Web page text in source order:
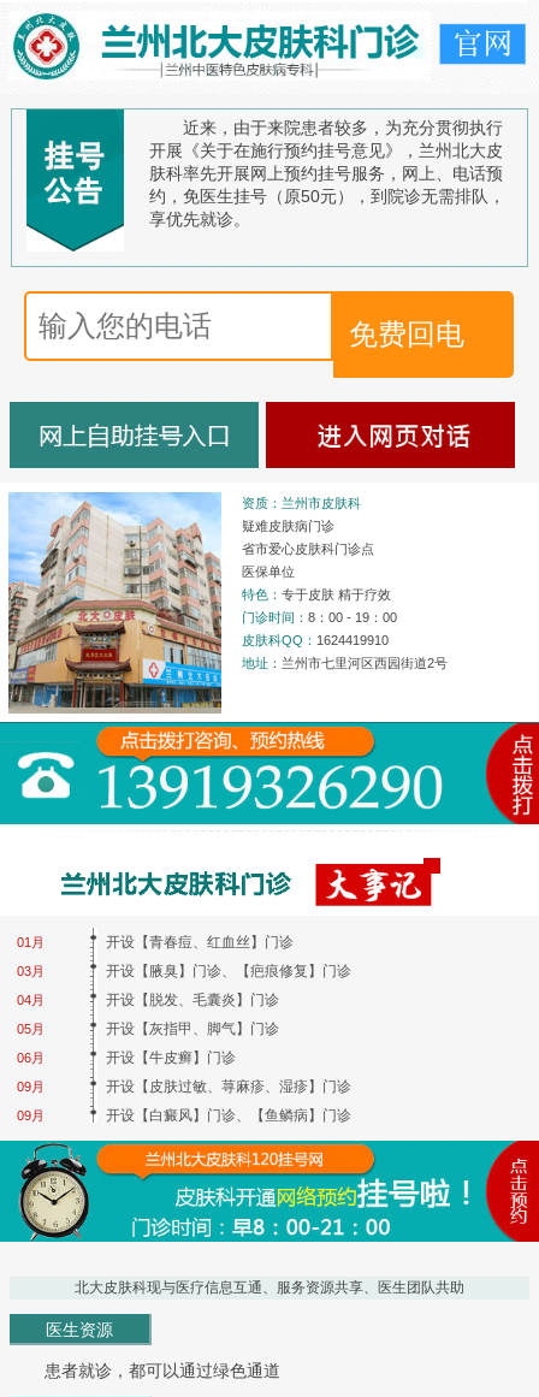
近来，由于来院患者较多，为充分贯彻执行
开展《关于在施行预约挂号意见》，兰州北大皮
肤科率先开展网上预约挂号服务，网上、电话预
约，免医生挂号（原50元），到院诊无需排队，
享优先就诊。
资质：兰州市皮肤科
疑难皮肤病门诊
省市爱心皮肤科门诊点
医保单位
特色：专于皮肤 精于疗效
门诊时间：8：00 - 19：00
皮肤科QQ： 1624419910
地址： 兰州市七里河区西园街道2号
01月
03月
04月
05月
06月
09月
09月
开设【青春痘、红血丝】门诊
开设【腋臭】门诊、【疤痕修复】门诊
开设【脱发、毛囊炎】门诊
开设【灰指甲、脚气】门诊
开设【牛皮癣】门诊
开设【皮肤过敏、荨麻疹、湿疹】门诊
开设【白癜风】门诊、【鱼鳞病】门诊
北大皮肤科现与医疗信息互通、服务资源共享、医生团队共助
医生资源
患者就诊，都可以通过绿色通道